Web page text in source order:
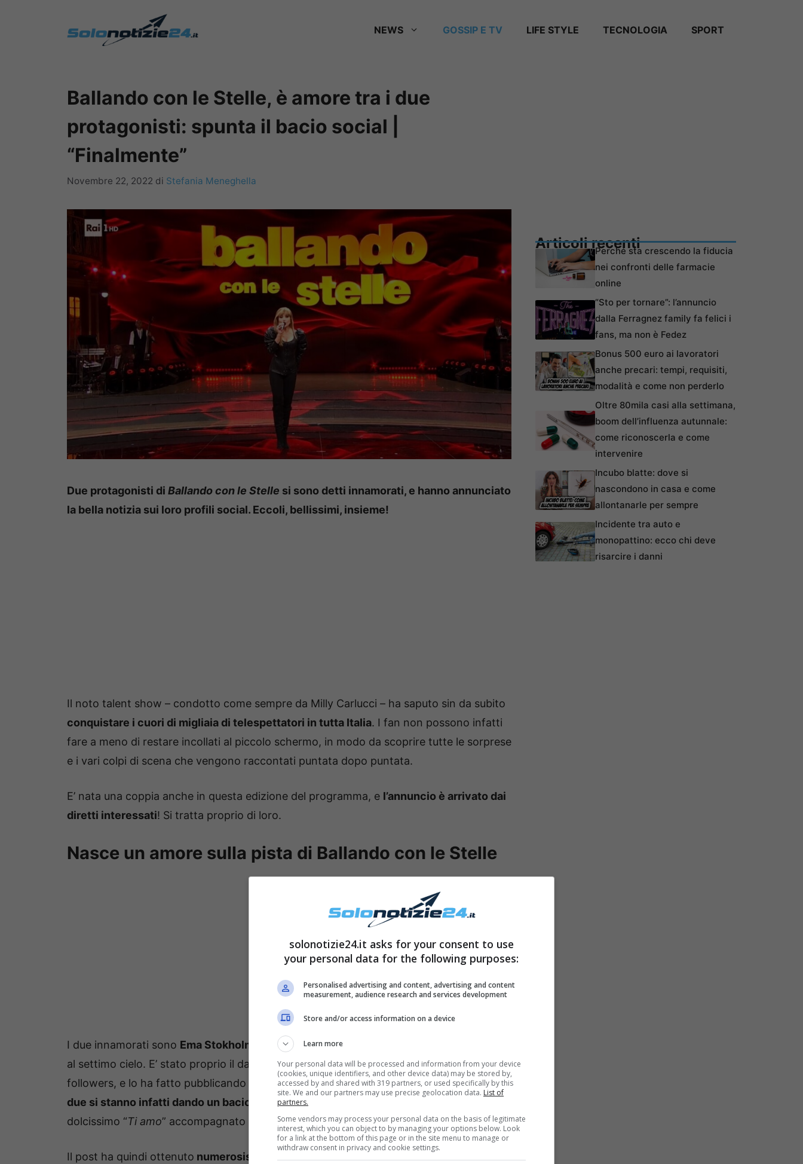
NEWS GOSSIP E TV LIFE STYLE TECNOLOGIA SPORT
Ballando con le Stelle, è amore tra i due
protagonisti: spunta il bacio social |
“Finalmente”
Novembre 22, 2022 di Stefania Meneghella
Due protagonisti di Ballando con le Stelle si sono detti innamorati, e hanno annunciato
la bella notizia sui loro profili social. Eccoli, bellissimi, insieme!
Il noto talent show – condotto come sempre da Milly Carlucci – ha saputo sin da subito
conquistare i cuori di migliaia di telespettatori in tutta Italia. I fan non possono infatti
fare a meno di restare incollati al piccolo schermo, in modo da scoprire tutte le sorprese
e i vari colpi di scena che vengono raccontati puntata dopo puntata.
E’ nata una coppia anche in questa edizione del programma, e l’annuncio è arrivato dai
diretti interessati! Si tratta proprio di loro.
Nasce un amore sulla pista di Ballando con le Stelle
I due innamorati sono Ema Stokholma e Angelo Madonia
al settimo cielo. E’ stato proprio il danzatore a condividere questa felicità con tutti i loro
followers, e lo ha fatto pubblicando uno scatto che lo ritrae insieme alla sua fiamma.I
due si stanno infatti dando un bacio
e lui – per l’occasione – ha anche scritto un
dolcissimo “Ti amo” accompagnato da un cuore rosso.
Il post ha quindi ottenuto numerosissimi apprezzamenti da parte dei fan
Articoli recentiPerché sta crescendo la fiducia
nei confronti delle farmacie
online
“Sto per tornare”: l’annuncio
dalla Ferragnez family fa felici i
fans, ma non è Fedez
Bonus 500 euro ai lavoratori
anche precari: tempi, requisiti,
modalità e come non perderlo
Oltre 80mila casi alla settimana,
boom dell’influenza autunnale:
come riconoscerla e come
intervenire
Incubo blatte: dove si
nascondono in casa e come
allontanarle per sempre
Incidente tra auto e
monopattino: ecco chi deve
risarcire i danni
solonotizie24.it asks for your consent to use
your personal data for the following purposes:
Personalised advertising and content, advertising and content
measurement, audience research and services development
Store and/or access information on a device
Learn more
Your personal data will be processed and information from your device
(cookies, unique identifiers, and other device data) may be stored by,
accessed by and shared with 319 partners, or used specifically by this
site. We and our partners may use precise geolocation data. List of
partners.
Some vendors may process your personal data on the basis of legitimate
interest, which you can object to by managing your options below. Look
for a link at the bottom of this page or in the site menu to manage or
withdraw consent in privacy and cookie settings.